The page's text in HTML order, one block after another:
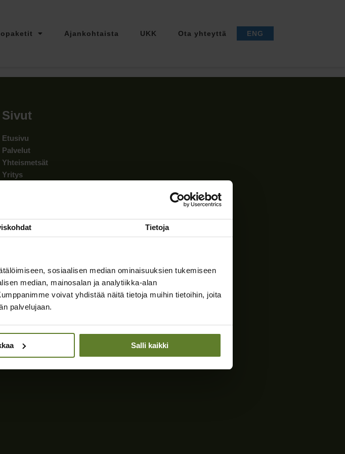
Tietoja
sosiaalisen median ominaisuuksien tukemiseen
median, mainosalan ja analytiikka-alan
voivat yhdistää näitä tietoja muihin tietoihin, joita
palvelujaan.
Salli kaikki
Ajankohtaista UKK Ota yhteyttä ENG
Sivut
Etusivu
Palvelut
Yhteismetsät
Yritys